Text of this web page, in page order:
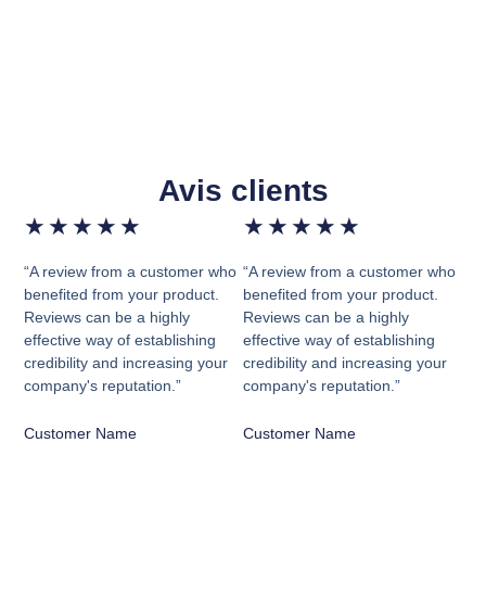
Avis clients
★ ★ ★ ★ ★
“A review from a customer who
benefited from your product.
Reviews can be a highly
effective way of establishing
credibility and increasing your
company's reputation.”
Customer Name
★ ★ ★ ★ ★
“A review from a customer who
benefited from your product.
Reviews can be a highly
effective way of establishing
credibility and increasing your
company's reputation.”
Customer Name